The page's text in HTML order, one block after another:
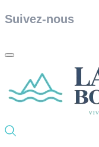
Suivez-nous